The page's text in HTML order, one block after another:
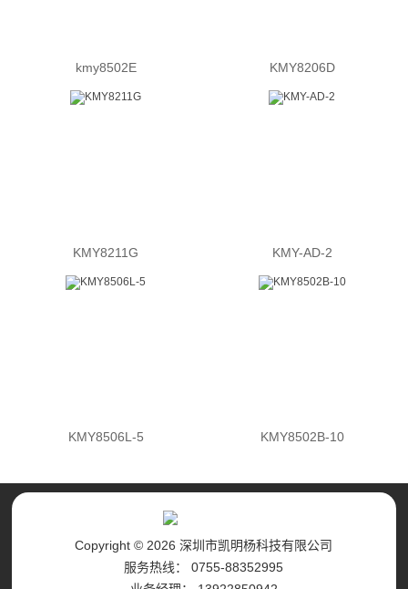
kmy8502E KMY8206D
KMY8211G KMY-AD-2
KMY8506L-5 KMY8502B-10
Copyright © 2026 深圳市凯明杨科技有限公司
服务热线： 0755-88352995